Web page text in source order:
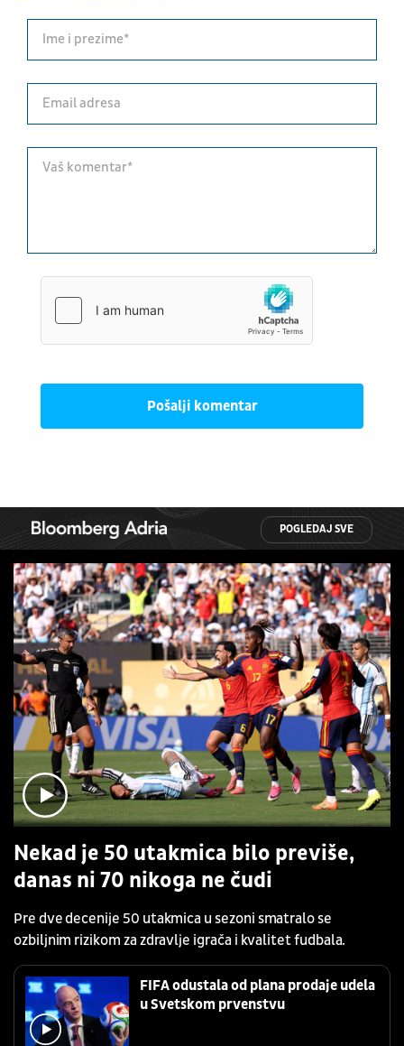
Pošalji komentar
POGLEDAJ SVE
Nekad je 50 utakmica bilo previše,
danas ni 70 nikoga ne čudi
Pre dve decenije 50 utakmica u sezoni smatralo se
ozbiljnim rizikom za zdravlje igrača i kvalitet fudbala.
FIFA odustala od plana prodaje udela
u Svetskom prvenstvu